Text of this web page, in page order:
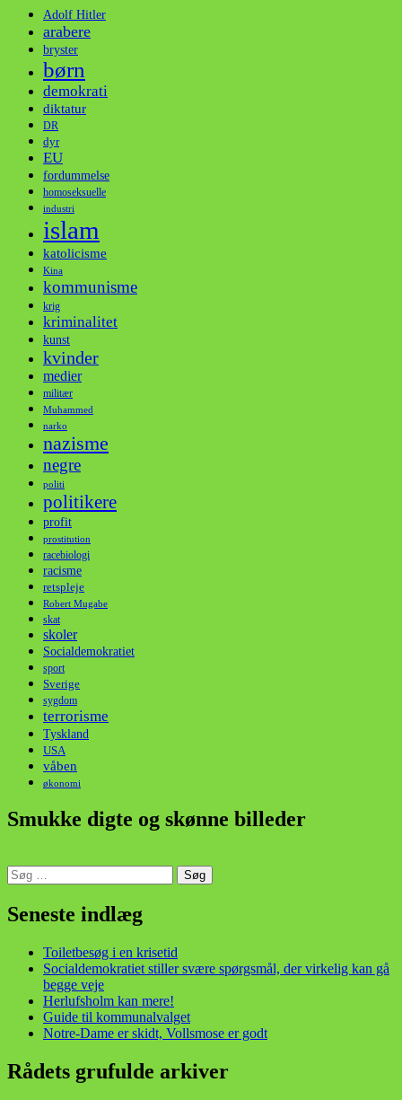
Adolf Hitler
arabere
bryster
børn
demokrati
diktatur
DR
dyr
EU
fordummelse
homoseksuelle
industri
islam
katolicisme
Kina
kommunisme
krig
kriminalitet
kunst
kvinder
medier
militær
Muhammed
narko
nazisme
negre
politi
politikere
profit
prostitution
racebiologi
racisme
retspleje
Robert Mugabe
skat
skoler
Socialdemokratiet
sport
Sverige
sygdom
terrorisme
Tyskland
USA
våben
økonomi
Smukke digte og skønne billeder
Søg
efter:
Seneste indlæg
Toiletbesøg i en krisetid
Socialdemokratiet stiller svære spørgsmål, der virkelig kan gå
begge veje
Herlufsholm kan mere!
Guide til kommunalvalget
Notre-Dame er skidt, Vollsmose er godt
Rådets grufulde arkiver